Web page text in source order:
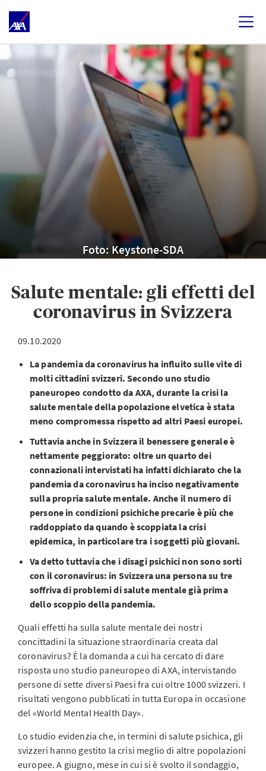
Foto: Keystone-SDA
Salute mentale: gli effetti del
coronavirus in Svizzera
09.10.2020
La pandemia da coronavirus ha influito sulle vite di
molti cittadini svizzeri. Secondo uno studio
paneuropeo condotto da AXA, durante la crisi la
salute mentale della popolazione elvetica è stata
meno compromessa rispetto ad altri Paesi europei.
Tuttavia anche in Svizzera il benessere generale è
nettamente peggiorato: oltre un quarto dei
connazionali intervistati ha infatti dichiarato che la
pandemia da coronavirus ha inciso negativamente
sulla propria salute mentale. Anche il numero di
persone in condizioni psichiche precarie è più che
raddoppiato da quando è scoppiata la crisi
epidemica, in particolare tra i soggetti più giovani.
Va detto tuttavia che i disagi psichici non sono sorti
con il coronavirus: in Svizzera una persona su tre
soffriva di problemi di salute mentale già prima
dello scoppio della pandemia.
Quali effetti ha sulla salute mentale dei nostri
concittadini la situazione straordinaria creata dal
coronavirus? È la domanda a cui ha cercato di dare
risposta uno studio paneuropeo di AXA, intervistando
persone di sette diversi Paesi fra cui oltre 1000 svizzeri. I
risultati vengono pubblicati in tutta Europa in occasione
del «World Mental Health Day».
Lo studio evidenzia che, in termini di salute psichica, gli
svizzeri hanno gestito la crisi meglio di altre popolazioni
europee. A giugno, mese in cui si è svolto il sondaggio,